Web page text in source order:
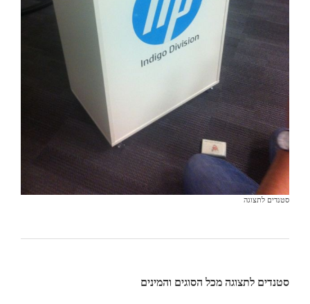
סטנדים לתצוגה
סטנדים לתצוגה מכל הסוגים והמינים